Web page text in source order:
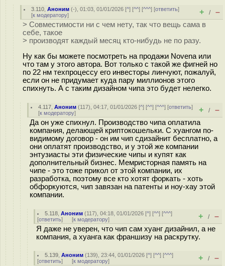
3.110 ,Аноним (-), 01:03, 01/01/2026 [^] [^^] [^^^] [ответить]
[к модератору] + / –
> Совместимости ни с чем нету, так что вещь сама в
себе, такое
> производят каждый месяц кто-нибудь не по разу.
Ну как бы можете посмотреть на продажи Novena или
что там у этого автора. Вот только с такой же фигней но
по 22 нм техпроцессу его инвесторы линчуют, пожалуй,
если он не придумает куда пару миллионов этого
спихнуть. А с таким дизайном чипа это будет нелегко.
4.117 ,Аноним (117), 04:17, 01/01/2026 [^] [^^] [^^^] [ответить]
[к модератору] + / –
Да он уже спихнул. Производство чипа оплатила
компания, делающей криптокошельки. С хуангом по-
видимому договор - он им чип сдизайнит бесплатно, а
они оплатят производство, и у этой же компании
энтузиасты эти физические чипы и купят как
дополнительный бизнес. Мемристорная память на
чипе - это тоже прикол от этой компании, их
разработка, поэтому все кто хотят форкать - хоть
обфоркуются, чип завязан на патенты и ноу-хау этой
компании.
5.118 ,Аноним (117), 04:18, 01/01/2026 [^] [^^] [^^^]
[ответить] [к модератору] + / –
Я даже не уверен, что чип сам хуанг дизайнил, а не
компания, а хуанга как франшизу на раскрутку.
5.139 ,Аноним (139), 23:44, 01/01/2026 [^] [^^] [^^^]
[ответить] [к модератору] + / –